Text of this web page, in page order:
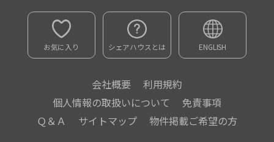
お気に入り シェアハウスとは ENGLISH
会社概要
利用規約
個人情報の取扱いについて
免責事項
Ｑ＆Ａ
サイトマップ 物件掲載ご希望の方